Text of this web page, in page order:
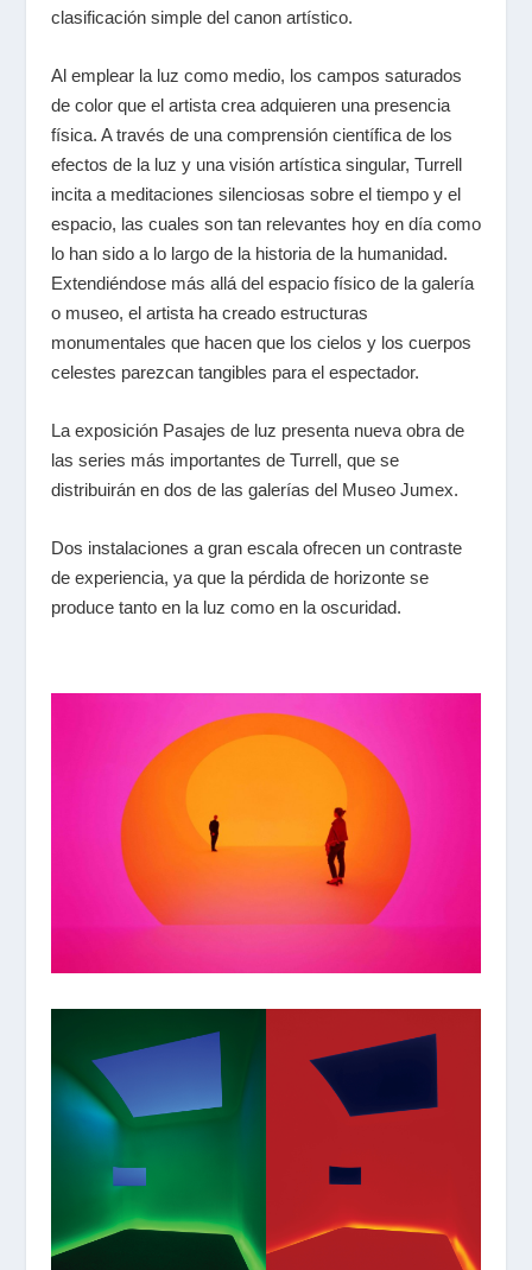
clasificación simple del canon artístico.
Al emplear la luz como medio, los campos saturados
de color que el artista crea adquieren una presencia
física. A través de una comprensión científica de los
efectos de la luz y una visión artística singular, Turrell
incita a meditaciones silenciosas sobre el tiempo y el
espacio, las cuales son tan relevantes hoy en día como
lo han sido a lo largo de la historia de la humanidad.
Extendiéndose más allá del espacio físico de la galería
o museo, el artista ha creado estructuras
monumentales que hacen que los cielos y los cuerpos
celestes parezcan tangibles para el espectador.
La exposición Pasajes de luz presenta nueva obra de
las series más importantes de Turrell, que se
distribuirán en dos de las galerías del Museo Jumex.
Dos instalaciones a gran escala ofrecen un contraste
de experiencia, ya que la pérdida de horizonte se
produce tanto en la luz como en la oscuridad.